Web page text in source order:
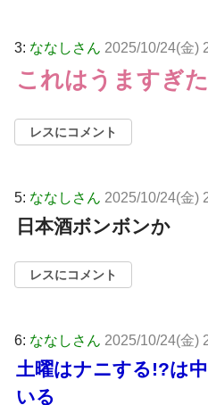
3: ななしさん 2025/10/24(金)
これはうますぎた
レスにコメント
5: ななしさん 2025/10/24(金)
日本酒ボンボンか
レスにコメント
6: ななしさん 2025/10/24(金)
土曜はナニする!?は
いる